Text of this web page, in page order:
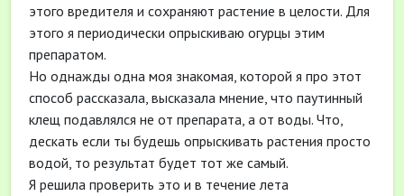
этого вредителя и сохраняют растение в целости. Для
этого я периодически опрыскиваю огурцы этим
препаратом.
Но однажды одна моя знакомая, которой я про этот
способ рассказала, высказала мнение, что паутинный
клещ подавлялся не от препарата, а от воды. Что,
дескать если ты будешь опрыскивать растения просто
водой, то результат будет тот же самый.
Я решила проверить это и в течение лета